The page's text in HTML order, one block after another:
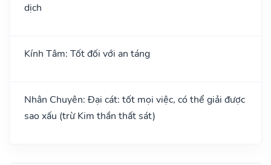
dịch
Kính Tâm: Tốt đối với an táng
Nhân Chuyên: Đại cát: tốt mọi việc, có thể giải được
sao xấu (trừ Kim thần thất sát)